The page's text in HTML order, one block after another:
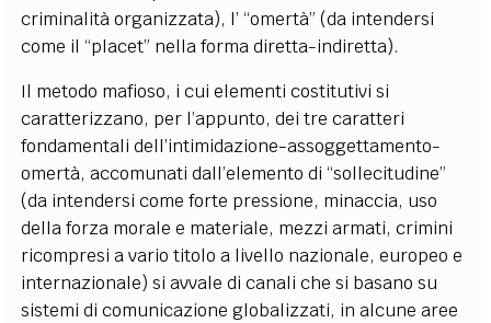
criminalità organizzata), l’ “omertà” (da intendersi
come il “placet” nella forma diretta-indiretta).
Il metodo mafioso, i cui elementi costitutivi si
caratterizzano, per l’appunto, dei tre caratteri
fondamentali dell’intimidazione-assoggettamento-
omertà, accomunati dall’elemento di “sollecitudine”
(da intendersi come forte pressione, minaccia, uso
della forza morale e materiale, mezzi armati, crimini
ricompresi a vario titolo a livello nazionale, europeo e
internazionale) si avvale di canali che si basano su
sistemi di comunicazione globalizzati, in alcune aree